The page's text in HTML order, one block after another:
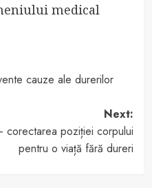
medical
cauze ale durerilor
Next:
corectarea poziției corpului
pentru o viață fără dureri